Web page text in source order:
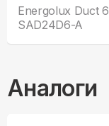
Energolux Duct 6
SAD24D6-A
Аналоги